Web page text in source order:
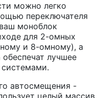
можно легко
переключателя
моноблок
для 2-омных
и 8-омному), а
лучшее
системами.
автосмещения -